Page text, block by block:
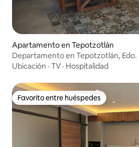
Apartamento en Tepotzotlán
Departamento en Tepotzotlán, Edo.
Ubicación · TV · Hospitalidad
Favorito entre huéspedes
Favorito entre huéspedes